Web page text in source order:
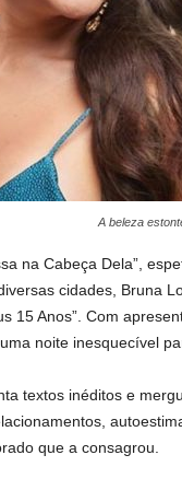
A beleza
na Cabeça Dela”,
cidades, Bruna
15 Anos”. Com
noite inesquecível
textos inéditos e
que a consagrou.